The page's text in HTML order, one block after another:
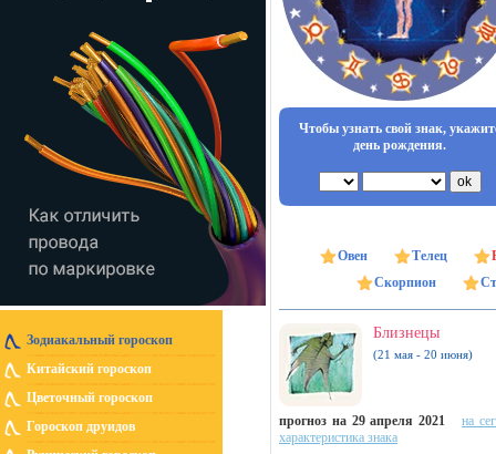
Зодиакальный гороскоп
Китайский гороскоп
Цветочный гороскоп
Гороскоп друидов
Чтобы узнать свой знак,
день рождения.
Овен Телец
Скорпион
Близнецы
(21 мая - 20 июня)
прогноз на 29 апреля 2021
на
характеристика знака